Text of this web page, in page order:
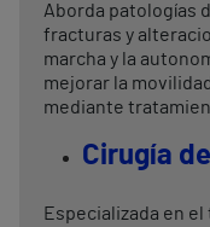
Aborda patologías
fracturas y
marcha y la
mejorar la
mediante
Cirugía
Especializada en